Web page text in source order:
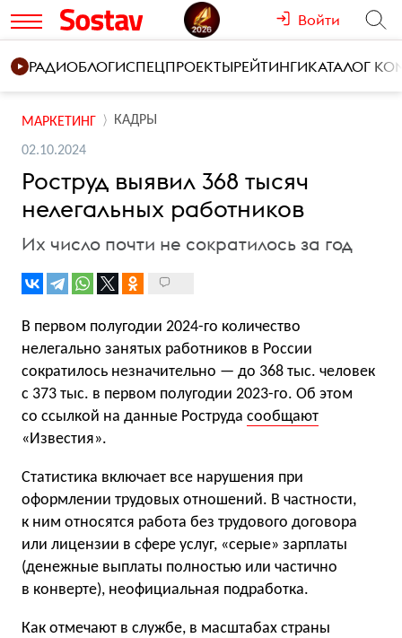
Войти
РАДИОБЛОГИСПЕЦПРОЕКТЫРЕЙТИНГИКАТАЛОГ
МАРКЕТИНГ КАДРЫ
02.10.2024
Роструд выявил 368 тысяч
нелегальных работников
Их число почти не сократилось за год
В первом полугодии 2024-го количество
нелегально занятых работников в России
сократилось незначительно — до 368 тыс. человек
с 373 тыс. в первом полугодии 2023-го. Об этом
со ссылкой на данные Роструда сообщают
«Известия».
Статистика включает все нарушения при
оформлении трудовых отношений. В частности,
к ним относятся работа без трудового договора
или лицензии в сфере услуг, «серые» зарплаты
(денежные выплаты полностью или частично
в конверте), неофициальная подработка.
Как отмечают в службе, в масштабах страны